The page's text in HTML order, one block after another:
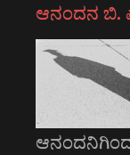
ಆನಂದನ ಬಿ.